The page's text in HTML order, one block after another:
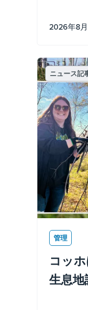
建設支援
2026年8
ニュース記
管理
コッ
生息